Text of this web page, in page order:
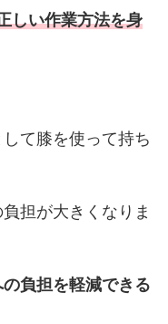
しい作業方法を身
て膝を使って持ち
担が大きくなりま
負担を軽減できる